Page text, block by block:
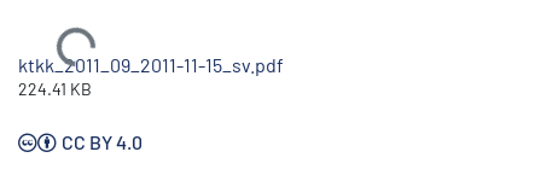
Ladataan...
ktkk_2011_09_2011-11-15_sv.pdf
224.41 KB
CC BY 4.0